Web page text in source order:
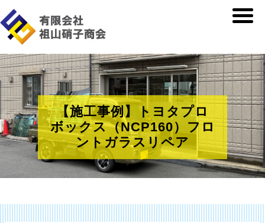
【施工事例】トヨタプロ
ボックス（NCP160）フロ
ントガラスリペア